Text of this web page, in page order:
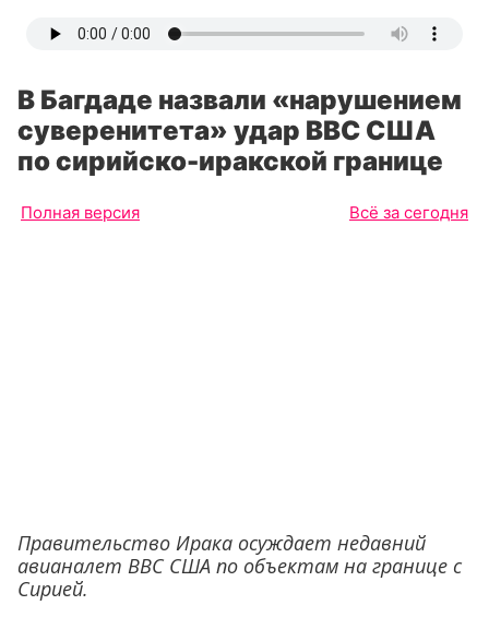
В Багдаде назвали «нарушением
суверенитета» удар ВВС США
по сирийско-иракской границе
Полная версия Всё за сегодня
Правительство Ирака осуждает недавний
авианалет ВВС США по объектам на границе с
Сирией.